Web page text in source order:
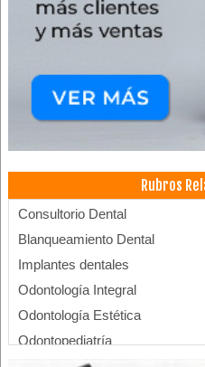
Rubros
Consultorio Dental
Blanqueamiento Dental
Implantes dentales
Odontología Integral
Odontología Estética
Odontopediatría